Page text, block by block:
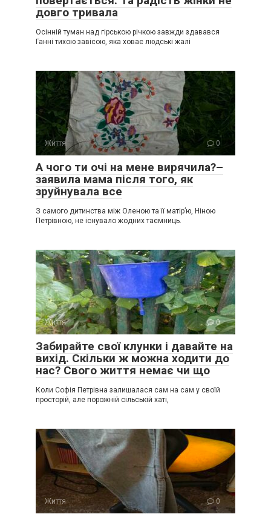
довго тривала
Осінній туман над гірською річкою завжди здавався
Ганні тихою завісою, яка ховає людські жалі
Життя 0
А чого ти очі на мене вирячила?–
заявила мама після того, як
зруйнувала все
З самого дитинства між Оленою та її матір’ю, Ніною
Петрівною, не існувало жодних таємниць.
Життя 0
Забирайте свої клунки і давайте на
вихід. Скільки ж можна ходити до
нас? Свого життя немає чи що
Коли Софія Петрівна залишалася сам на сам у своїй
просторій, але порожній сільській хаті,
Життя 0